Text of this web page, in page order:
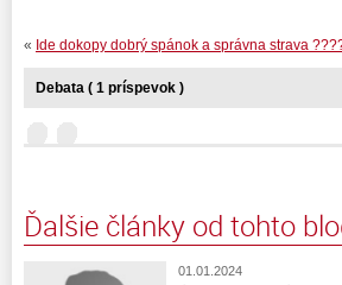
« Ide dokopy dobrý spánok a správna strava
Debata ( 1 príspevok )
Ďalšie články od tohto
01.01.2024